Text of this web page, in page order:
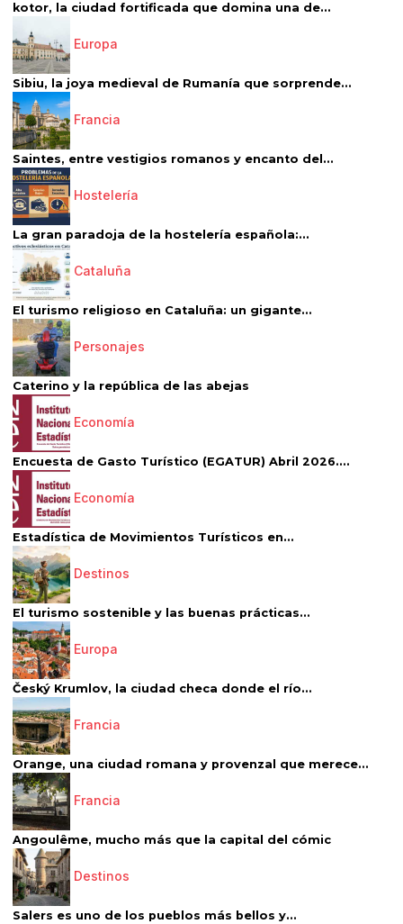
kotor, la ciudad fortificada que domina una de...
Europa
Sibiu, la joya medieval de Rumanía que sorprende...
Francia
Saintes, entre vestigios romanos y encanto del...
Hostelería
La gran paradoja de la hostelería española:...
Cataluña
El turismo religioso en Cataluña: un gigante...
Personajes
Caterino y la república de las abejas
Economía
Encuesta de Gasto Turístico (EGATUR) Abril 2026....
Economía
Estadística de Movimientos Turísticos en...
Destinos
El turismo sostenible y las buenas prácticas...
Europa
Český Krumlov, la ciudad checa donde el río...
Francia
Orange, una ciudad romana y provenzal que merece...
Francia
Angoulême, mucho más que la capital del cómic
Destinos
Salers es uno de los pueblos más bellos y...